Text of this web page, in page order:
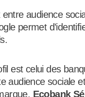
audience
permet
est celui des
audience sociale
Ecobank